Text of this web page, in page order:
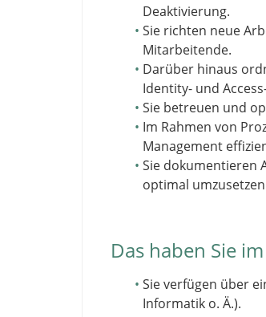
Deaktivierung.
Sie richten neue
Mitarbeitende.
Darüber hinaus
Identity- und
Sie betreuen und
Im Rahmen von
Management
Sie dokumentieren
optimal
Das haben Sie
Sie verfügen über
Informatik o. Ä.).